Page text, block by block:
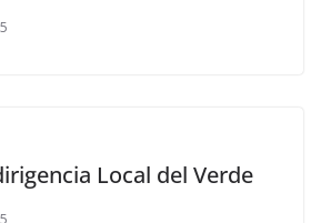
Local del Verde